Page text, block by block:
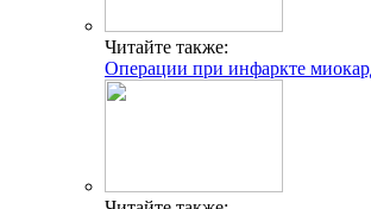
Читайте также:
Операции при инфаркте